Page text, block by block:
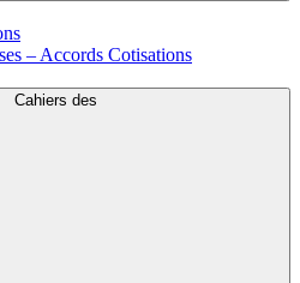
– Accords Cotisations
Cahiers des